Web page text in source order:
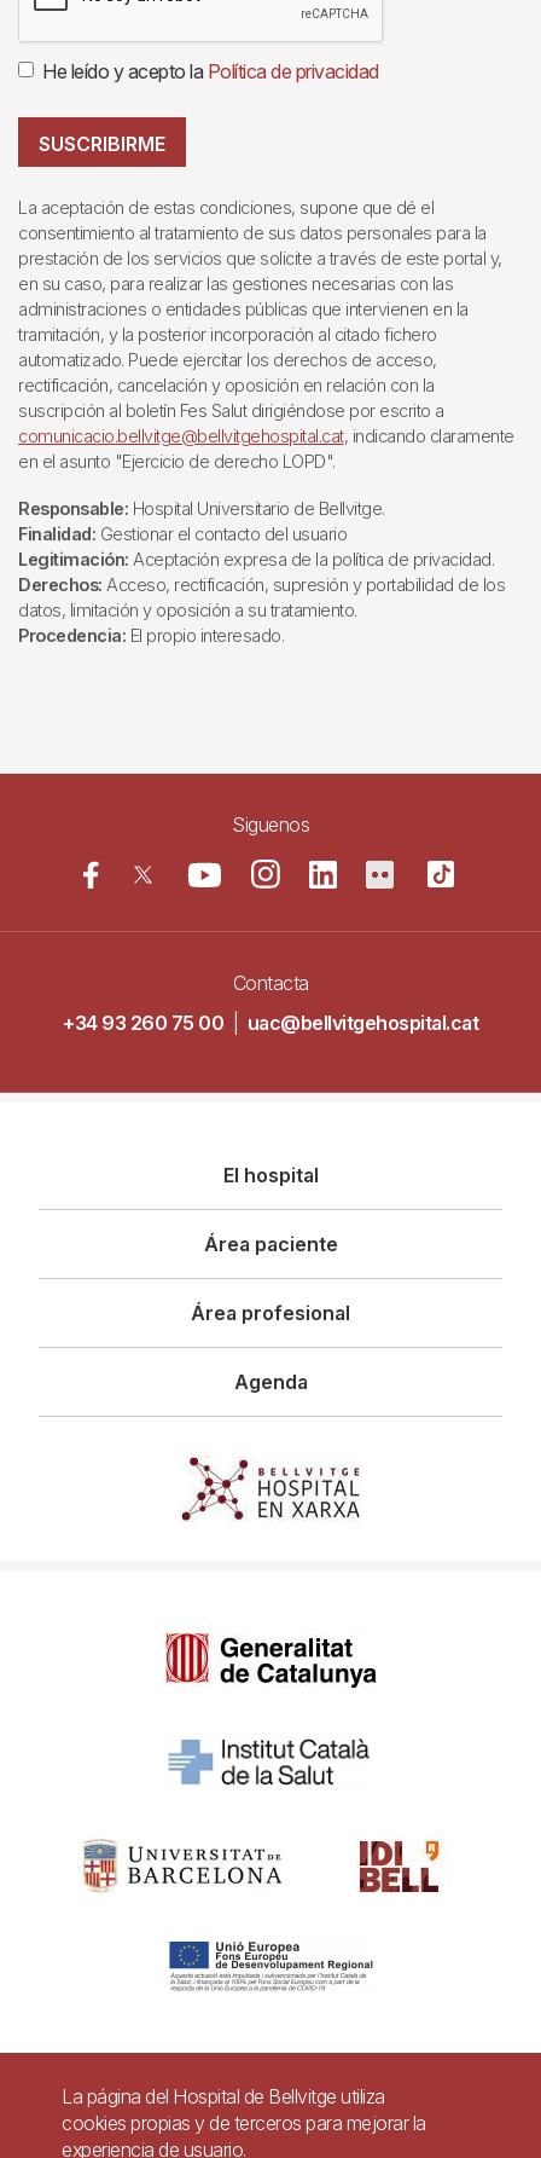
He leído y acepto la Política de privacidad
SUSCRIBIRME
La aceptación de estas condiciones, supone que dé el
consentimiento al tratamiento de sus datos personales para la
prestación de los servicios que solicite a través de este portal y,
en su caso, para realizar las gestiones necesarias con las
administraciones o entidades públicas que intervienen en la
tramitación, y la posterior incorporación al citado fichero
automatizado. Puede ejercitar los derechos de acceso,
rectificación, cancelación y oposición en relación con la
suscripción al boletín Fes Salut dirigiéndose por escrito a
comunicacio.bellvitge@bellvitgehospital.cat, indicando claramente
en el asunto "Ejercicio de derecho LOPD".
Responsable: Hospital Universitario de Bellvitge.
Finalidad: Gestionar el contacto del usuario
Legitimación: Aceptación expresa de la política de privacidad.
Derechos: Acceso, rectificación, supresión y portabilidad de los
datos, limitación y oposición a su tratamiento.
Procedencia: El propio interesado.
Siguenos
Contacta
+34 93 260 75 00
uac@bellvitgehospital.cat
principal
El hospital
Área paciente
Área profesional
Agenda
Pie
Contacto
Accesibilidad
La página del Hospital de Bellvitge utiliza
cookies propias y de terceros para mejorar la
experiencia de usuario.